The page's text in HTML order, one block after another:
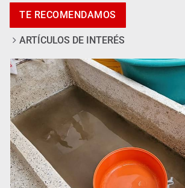
exigir 'cobro de piso'
Ken Salazar afirma que no tiene
TE RECOMENDAMOS
ARTÍCULOS DE INTERÉS